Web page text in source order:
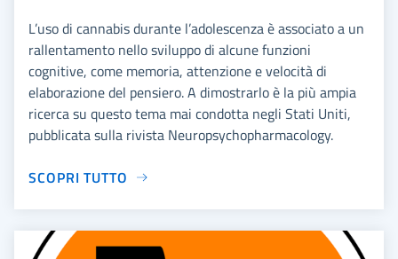
L’uso di cannabis durante l’adolescenza è associato a un
rallentamento nello sviluppo di alcune funzioni
cognitive, come memoria, attenzione e velocità di
elaborazione del pensiero. A dimostrarlo è la più ampia
ricerca su questo tema mai condotta negli Stati Uniti,
pubblicata sulla rivista Neuropsychopharmacology.
SCOPRI TUTTO